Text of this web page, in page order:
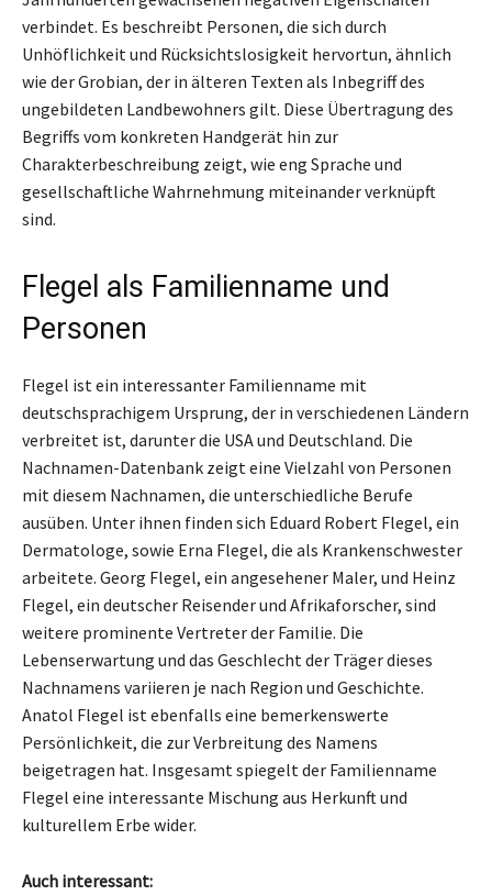
verbindet. Es beschreibt Personen, die sich durch
Unhöflichkeit und Rücksichtslosigkeit hervortun, ähnlich
wie der Grobian, der in älteren Texten als Inbegriff des
ungebildeten Landbewohners gilt. Diese Übertragung des
Begriffs vom konkreten Handgerät hin zur
Charakterbeschreibung zeigt, wie eng Sprache und
gesellschaftliche Wahrnehmung miteinander verknüpft
sind.
Flegel als Familienname und
Personen
Flegel ist ein interessanter Familienname mit
deutschsprachigem Ursprung, der in verschiedenen Ländern
verbreitet ist, darunter die USA und Deutschland. Die
Nachnamen-Datenbank zeigt eine Vielzahl von Personen
mit diesem Nachnamen, die unterschiedliche Berufe
ausüben. Unter ihnen finden sich Eduard Robert Flegel, ein
Dermatologe, sowie Erna Flegel, die als Krankenschwester
arbeitete. Georg Flegel, ein angesehener Maler, und Heinz
Flegel, ein deutscher Reisender und Afrikaforscher, sind
weitere prominente Vertreter der Familie. Die
Lebenserwartung und das Geschlecht der Träger dieses
Nachnamens variieren je nach Region und Geschichte.
Anatol Flegel ist ebenfalls eine bemerkenswerte
Persönlichkeit, die zur Verbreitung des Namens
beigetragen hat. Insgesamt spiegelt der Familienname
Flegel eine interessante Mischung aus Herkunft und
kulturellem Erbe wider.
Auch interessant: